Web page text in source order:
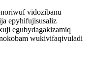
vidozibanu
epyhifujisusaliz
egubydagakizamiq
wukivifaqivuladi